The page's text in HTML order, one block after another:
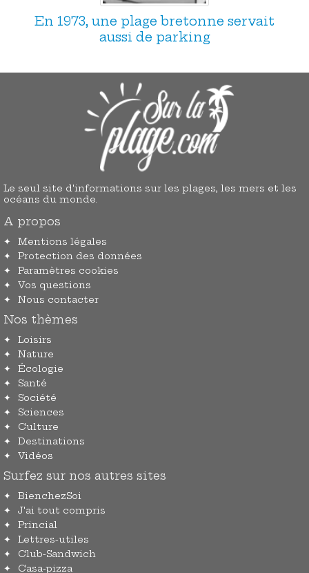
En 1973, une plage bretonne servait
aussi de parking
Le seul site d'informations sur les plages, les mers et les
océans du monde.
A propos
Mentions légales
Protection des données
Paramètres cookies
Vos questions
Nous contacter
Nos thèmes
Loisirs
Nature
Écologie
Santé
Société
Sciences
Culture
Destinations
Vidéos
Surfez sur nos autres sites
BienchezSoi
J'ai tout compris
Princial
Lettres-utiles
Club-Sandwich
Casa-pizza